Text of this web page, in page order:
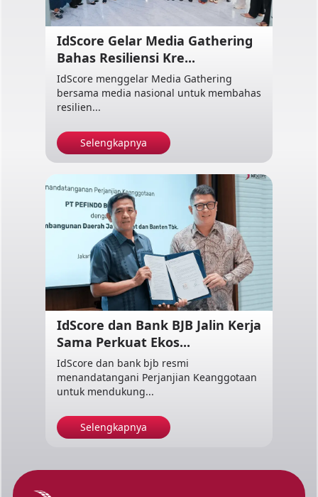
IdScore Gelar Media Gathering
Bahas Resiliensi Kre...
IdScore menggelar Media Gathering
bersama media nasional untuk membahas
resilien...
Selengkapnya
IdScore dan Bank BJB Jalin Kerja
Sama Perkuat Ekos...
IdScore dan bank bjb resmi
menandatangani Perjanjian Keanggotaan
untuk mendukung...
Selengkapnya